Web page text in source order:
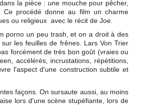
la pièce : une mouche pour pêcher,
procédé donne au film un charme
ou religieux avec le récit de Joe.
porno un peu trash, et on a droit à des
les feuilles de frênes. Lars Von Trier
forcément de très bon goût (vraies ou
accélérés, incrustations, répétitions,
l'aspect d'une construction subtile et
façons. On sursaute aussi, au moins
lors d'une scène stupéfiante, lors de